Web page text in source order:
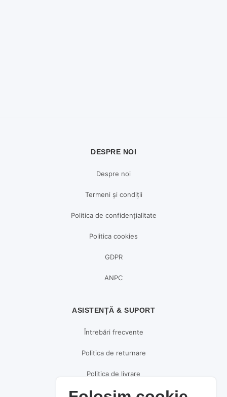
DESPRE NOI
Despre noi
Termeni și condiții
Politica de confidențialitate
Politica cookies
GDPR
ANPC
ASISTENȚĂ & SUPORT
Întrebări frecvente
Politica de returnare
Politica de livrare
Politica de plată